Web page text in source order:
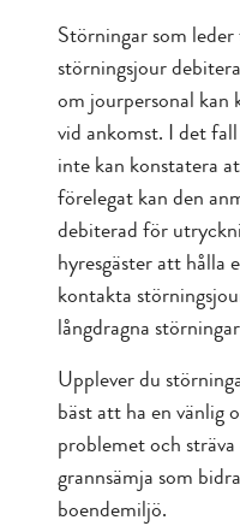
Störningar som
störningsjour
om jourpersonal kan
vid ankomst. I det
inte kan konstatera
förelegat kan den
debiterad för
hyresgäster att hålla
kontakta
långdragna
Upplever du
bäst att ha en vänlig
problemet och
grannsämja som
boendemiljö.